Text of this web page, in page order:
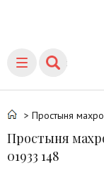
> Простыня
Простыня
01933 148